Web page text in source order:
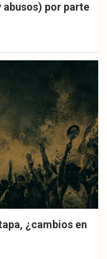
abusos) por parte
¿cambios en